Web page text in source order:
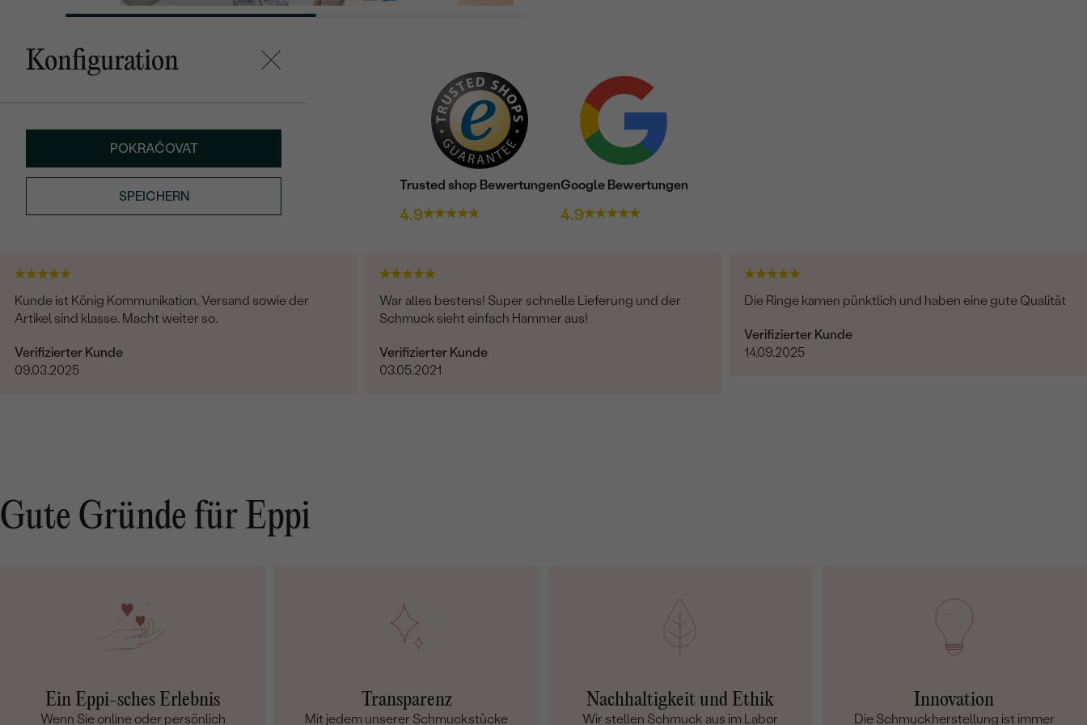
Konfiguration
POKRAČOVAT
SPEICHERN
Trusted shop Bewertungen
4.9
Google Bewertungen
4.9
Kunde ist König Kommunikation, Versand sowie der
Artikel sind klasse. Macht weiter so.
Verifizierter Kunde
09.03.2025
War alles bestens! Super schnelle Lieferung und der
Schmuck sieht einfach Hammer aus!
Verifizierter Kunde
03.05.2021
Die Ringe kamen pünktlich und haben eine gute Qualität
Verifizierter Kunde
14.09.2025
Gute Gründe für Eppi
Ein Eppi-sches Erlebnis
Wenn Sie online oder persönlich
Transparenz
Mit jedem unserer Schmuckstücke
Nachhaltigkeit und Ethik
Wir stellen Schmuck aus im Labor
Innovation
Die Schmuckherstellung ist immer